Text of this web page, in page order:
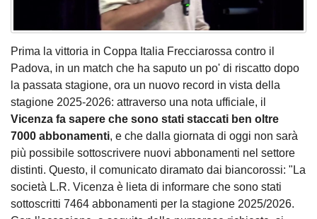
Prima la vittoria in Coppa Italia Frecciarossa contro il
Padova, in un match che ha saputo un po' di riscatto dopo
la passata stagione, ora un nuovo record in vista della
stagione 2025-2026: attraverso una nota ufficiale, il
Vicenza fa sapere che sono stati staccati ben oltre
7000 abbonamenti, e che dalla giornata di oggi non sarà
più possibile sottoscrivere nuovi abbonamenti nel settore
distinti. Questo, il comunicato diramato dai biancorossi: "La
società L.R. Vicenza è lieta di informare che sono stati
sottoscritti 7464 abbonamenti per la stagione 2025/2026.